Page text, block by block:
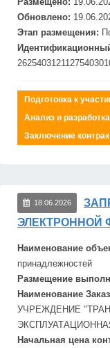
Обновлено:
Этап размещения:
Подготовка к
Анализ и
Заключение
18.06.2026
ЭЛЕКТРОННОЙ
Наименование
принадлежностей
Размещение
Наименование
УЧРЕЖДЕНИЕ
Начальная цена